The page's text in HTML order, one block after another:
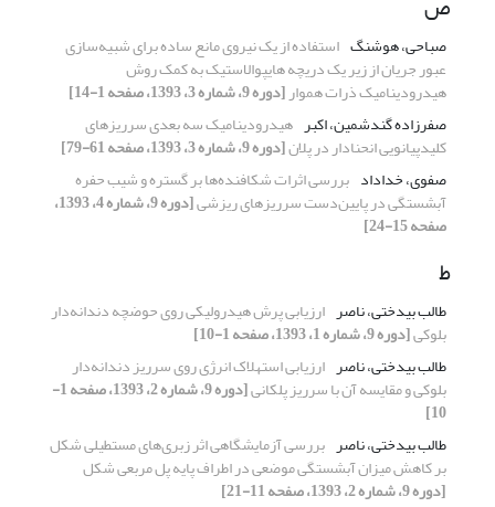
صباحی، هوشنگ استفاده از یک نیروی مانع ساده برای شبیه‌سازی
عبور جریان از زیر یک دریچه هایپوالاستیک به کمک روش
هیدرودینامیک ذرات هموار[دوره 9، شماره 3، 1393، صفحه 1-14]
صفرزاده گندشمین، اکبر هیدرودینامیک سه بعدی سرریزهای
کلیدپیانویی انحنادار در پلان[دوره 9، شماره 3، 1393، صفحه 61-79]
صفوی، خداداد بررسی اثرات شکافنده‌ها بر گستره و شیب حفره
آبشستگی در پایین‌دست سرریزهای ریزشی [دوره 9، شماره 4، 1393،
صفحه 15-24]
ط
طالب بیدختی، ناصر ارزیابی پرش هیدرولیکی روی حوضچه دندانه‌دار
بلوکی[دوره 9، شماره 1، 1393، صفحه 1-10]
طالب بیدختی، ناصر ارزیابی استهلاک انرژی روی سرریز دندانه‌دار
بلوکی و مقایسه آن با سرریز پلکانی [دوره 9، شماره 2، 1393، صفحه 1-
10]
طالب بیدختی، ناصر بررسی آزمایشگاهی اثر زبری‌های مستطیلی شکل
بر کاهش میزان آبشستگی موضعی در اطراف پایه پل مربعی شکل
[دوره 9، شماره 2، 1393، صفحه 11-21]